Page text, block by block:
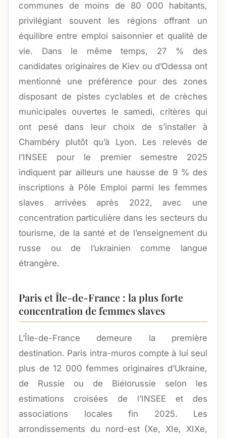
communes de moins de 80 000 habitants,
privilégiant souvent les régions offrant un
équilibre entre emploi saisonnier et qualité de
vie. Dans le même temps, 27 % des
candidates originaires de Kiev ou d’Odessa ont
mentionné une préférence pour des zones
disposant de pistes cyclables et de crèches
municipales ouvertes le samedi, critères qui
ont pesé dans leur choix de s’installer à
Chambéry plutôt qu’à Lyon. Les relevés de
l’INSEE pour le premier semestre 2025
indiquent par ailleurs une hausse de 9 % des
inscriptions à Pôle Emploi parmi les femmes
slaves arrivées après 2022, avec une
concentration particulière dans les secteurs du
tourisme, de la santé et de l’enseignement du
russe ou de l’ukrainien comme langue
étrangère.
Paris et Île-de-France : la plus forte
concentration de femmes slaves
L’Île-de-France demeure la première
destination. Paris intra-muros compte à lui seul
plus de 12 000 femmes originaires d’Ukraine,
de Russie ou de Biélorussie selon les
estimations croisées de l’INSEE et des
associations locales fin 2025. Les
arrondissements du nord-est (Xe, XIe, XIXe,